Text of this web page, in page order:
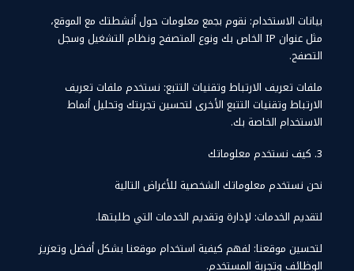
بيانات الاستخدام: نقوم بجمع معلومات حول أنشطتك مع الموقع،
مثل عنوان IP الخاص بك ونوع المتصفح ونظام التشغيل وسجل
التصفح.
ملفات تعريف الارتباط وتقنيات التتبع: نستخدم ملفات تعريف
الارتباط وتقنيات التتبع الأخرى لتحسين تجربتك وتحليل أنماط
الاستخدام الخاصة بك.
3. كيف نستخدم معلوماتك
نحن نستخدم معلوماتك الشخصية للأغراض التالية
لتقديم الخدمات: لإدارة وتقديم الخدمات التي طلبتها.
لتحسين موقعنا: لفهم كيفية استخدام موقعنا بشكل أفضل وتعزيز
الوظائف وتجربة المستخدم.